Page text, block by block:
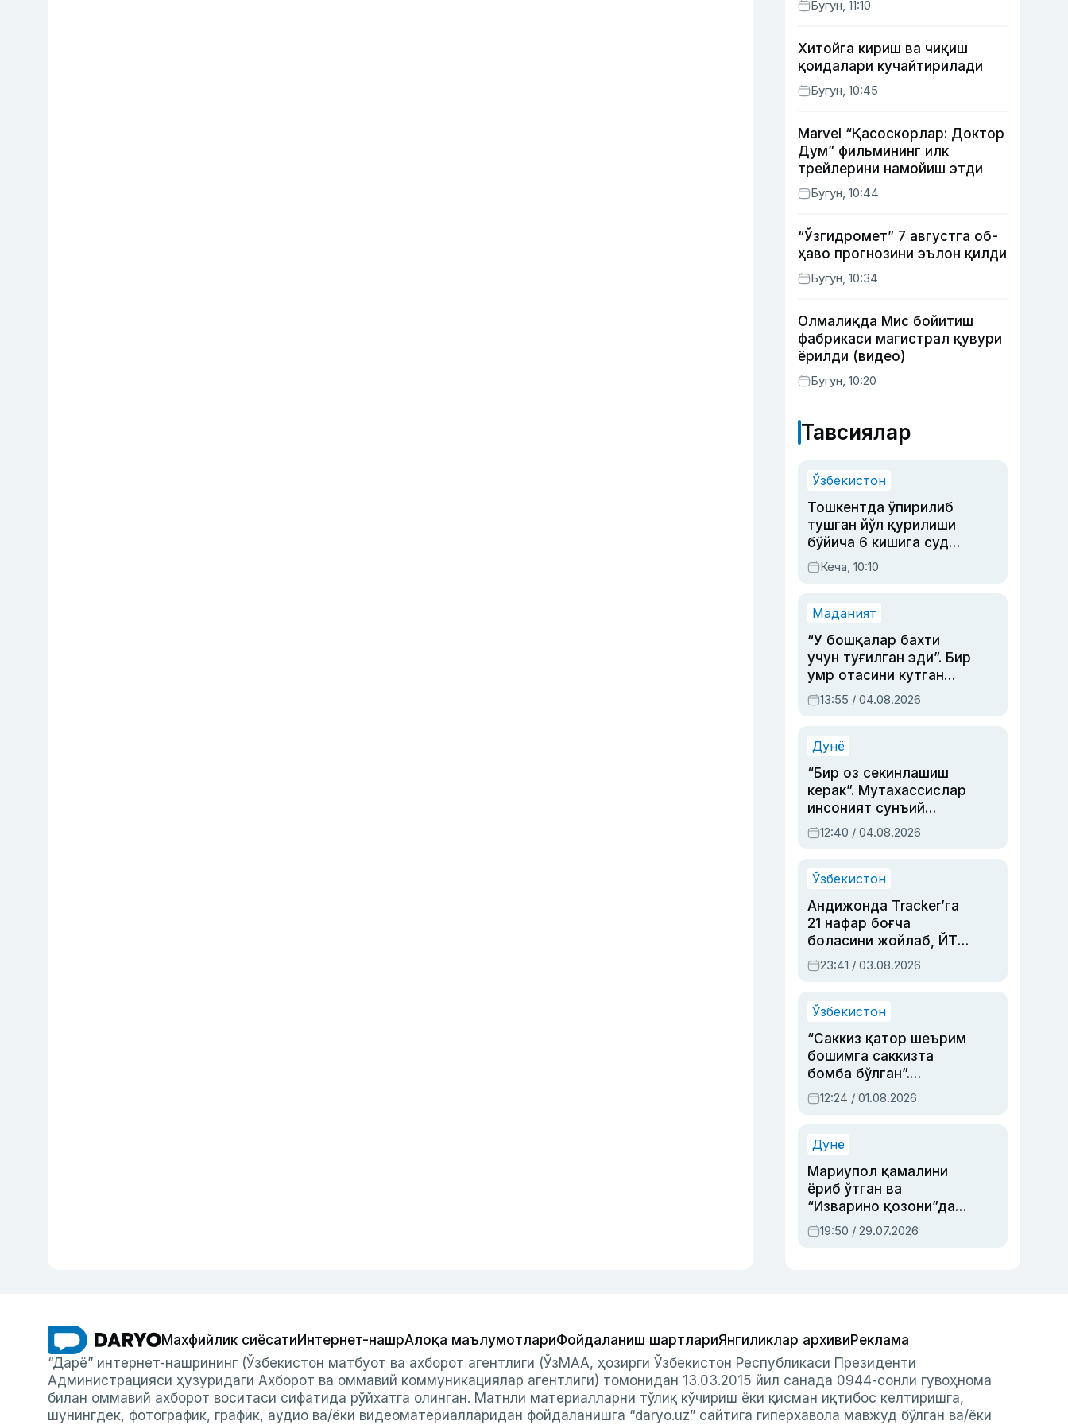
Бугун, 11:10
Хитойга кириш ва чиқиш
қоидалари кучайтирилади
Бугун, 10:45
Marvel “Қасоскорлар: Доктор
Дум” фильмининг илк
трейлерини намойиш этди
Бугун, 10:44
“Ўзгидромет” 7 августга об-
ҳаво прогнозини эълон қилди
Бугун, 10:34
Олмалиқда Мис бойитиш
фабрикаси магистрал қувури
ёрилди (видео)
Бугун, 10:20
Тавсиялар
Ўзбекистон
Тошкентда ўпирилиб
тушган йўл қурилиши
бўйича 6 кишига суд
ҳукми ўқилди
Кеча, 10:10
Маданият
“У бошқалар бахти
учун туғилган эди”. Бир
умр отасини кутган
актриса ва дубльяж
устаси Римма
синовларга тўла ҳаёти
13:55 / 04.08.2026
Дунё
“Бир оз секинлашиш
керак”. Мутахассислар
инсоният сунъий
интеллектни бошқара
олмай қолишидан
12:40 / 04.08.2026
Ўзбекистон
Андижонда Tracker’га
21 нафар боғча
боласини жойлаб, ЙТҲ
содир этган аёлга суд
ҳукми ўқилди
23:41 / 03.08.2026
Ўзбекистон
“Саккиз қатор шеърим
бошимга саккизта
бомба бўлган”.
Абдулла Ориповни
сиёсий айбловлардан
12:24 / 01.08.2026
Дунё
Мариупол қамалини
ёриб ўтган ва
“Изварино қозони”дан
чиққан қаҳрамон —
Украина армияси бош
19:50 / 29.07.2026
Махфийлик сиёсатиИнтернет-нашрАлоқа маълумотлариФойдаланиш шартлариЯнгиликлар архивиРеклама
“Дарё” интернет-нашрининг (Ўзбекистон матбуот ва ахборот агентлиги (ЎзМАА, ҳозирги Ўзбекистон Республикаси Президенти
Администрацияси ҳузуридаги Ахборот ва оммавий коммуникациялар агентлиги) томонидан 13.03.2015 йил санада 0944-сонли гувоҳнома
билан оммавий ахборот воситаси сифатида рўйхатга олинган. Матнли материалларни тўлиқ кўчириш ёки қисман иқтибос келтиришга,
шунингдек, фотографик, график, аудио ва/ёки видеоматериалларидан фойдаланишга “daryo.uz” сайтига гиперхавола мавжуд бўлган ва/ёки